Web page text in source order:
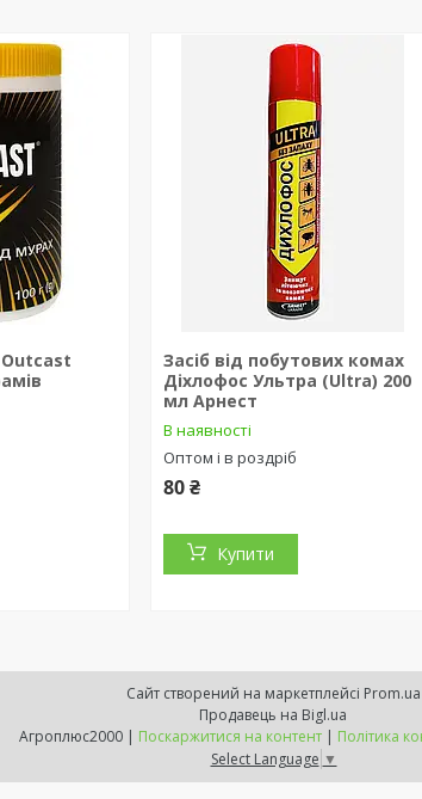
Outcast
Засіб від побутових комах
Діхлофос Ультра (Ultra) 200
мл Арнест
В наявності
Оптом і в роздріб
80 ₴
Купити
Сайт створений на маркетплейсі Prom.ua
Продавець на Bigl.ua
Агроплюс2000 | Поскаржитися на контент | Політика
Select Language ▼